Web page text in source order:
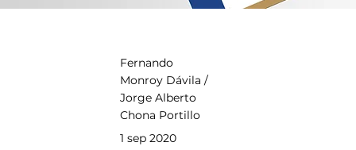
Fernando
Monroy Dávila /
Jorge Alberto
Chona Portillo
1 sep 2020